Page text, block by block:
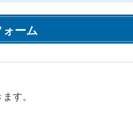
ーム
す。